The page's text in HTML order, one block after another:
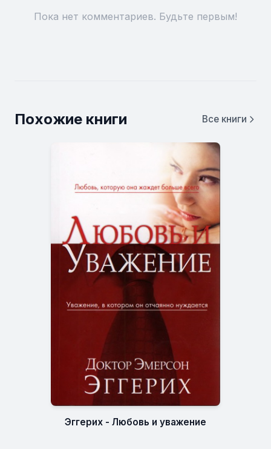
Пока нет комментариев. Будьте первым!
Похожие книги Все книги
Эггерих - Любовь и уважение